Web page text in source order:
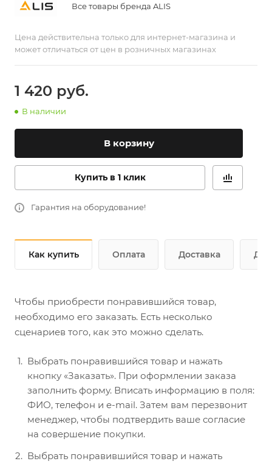
Все товары бренда ALIS
Цена действительна только для интернет-магазина и
может отличаться от цен в розничных магазинах
1 420 руб.
В наличии
В корзину
Купить в 1 клик
Гарантия на оборудование!
Как купить Оплата Доставка
Чтобы приобрести понравившийся товар,
необходимо его заказать. Есть несколько
сценариев того, как это можно сделать.
Выбрать понравившийся товар и нажать
кнопку «Заказать». При оформлении заказа
заполнить форму. Вписать информацию в поля:
ФИО, телефон и e-mail. Затем вам перезвонит
менеджер, чтобы подтвердить ваше согласие
на совершение покупки.
Выбрать понравившийся товар и нажать